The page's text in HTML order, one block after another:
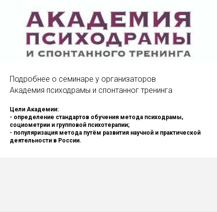
Подробнее о семинаре у организаторов
Академия психодрамы и спонтанног тренинга
Цели Академии:
- определение стандартов обучения метода психодрамы,
социометрии и групповой психотерапии;
- популяризация метода путём развития научной и практической
деятельности в России.